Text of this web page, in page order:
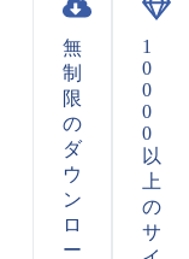
無
制
限
の
ダ
ウ
ン
ロ
ー
1
0
0
0
0
以
上
の
サ